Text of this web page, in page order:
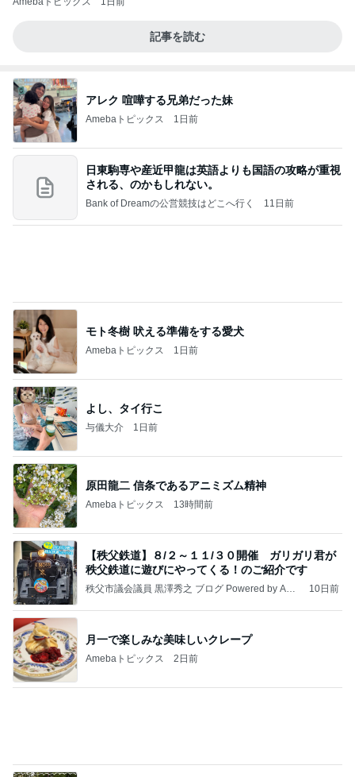
記事を読む
アレク 喧嘩する兄弟だった妹
Amebaトピックス 1日前
日東駒専や産近甲龍は英語よりも国語の攻略が重視
される、のかもしれない。
Bank of Dreamの公営競技はどこへ行く 11日前
モト冬樹 吠える準備をする愛犬
Amebaトピックス 1日前
よし、タイ行こ
与儀大介 1日前
原田龍二 信条であるアニミズム精神
Amebaトピックス 13時間前
【秩父鉄道】８/２～１１/３０開催 ガリガリ君が
秩父鉄道に遊びにやってくる！のご紹介です
秩父市議会議員 黒澤秀之 ブログ Powered by Ame
10日前
月一で楽しみな美味しいクレープ
Amebaトピックス 2日前